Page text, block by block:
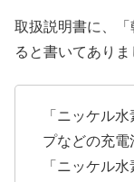
取扱説明書に、
ると書いてありま
「ニッケル
プなどの充電
「ニッケル